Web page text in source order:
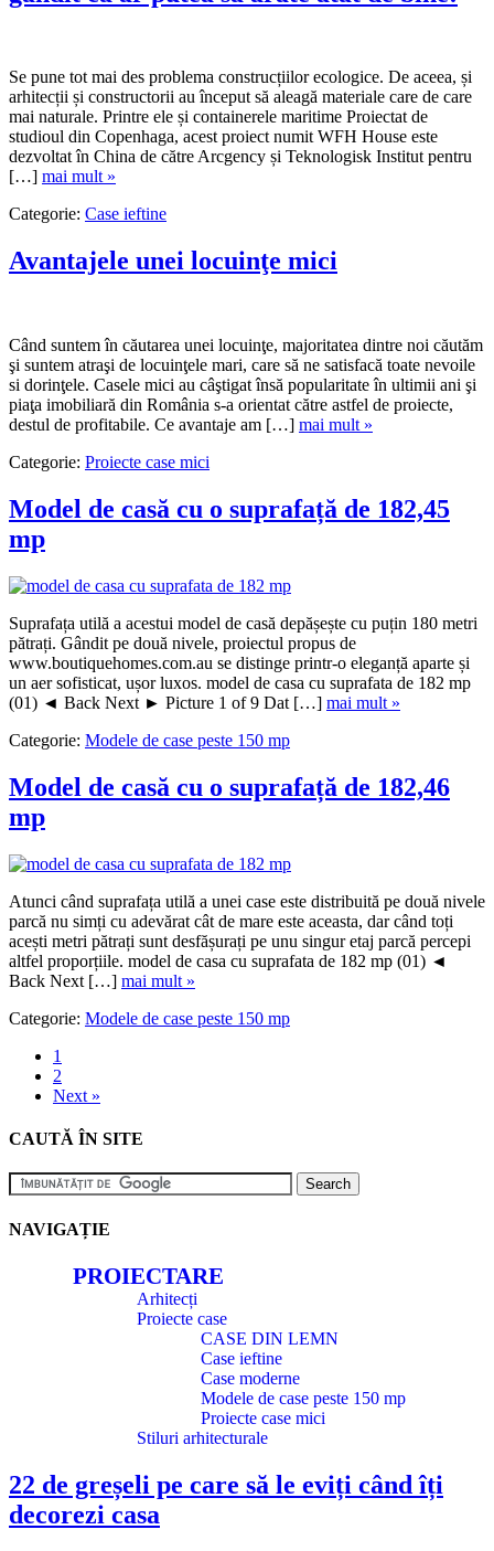
Se pune tot mai des problema construcțiilor ecologice. De aceea, și
arhitecții și constructorii au început să aleagă materiale care de care
mai naturale. Printre ele și containerele maritime Proiectat de
studioul din Copenhaga, acest proiect numit WFH House este
dezvoltat în China de către Arcgency și Teknologisk Institut pentru
[…] mai mult »
Categorie: Case ieftine
Avantajele unei locuinţe mici
Când suntem în căutarea unei locuinţe, majoritatea dintre noi căutăm
şi suntem atraşi de locuinţele mari, care să ne satisfacă toate nevoile
si dorinţele. Casele mici au câştigat însă popularitate în ultimii ani şi
piaţa imobiliară din România s-a orientat către astfel de proiecte,
destul de profitabile. Ce avantaje am […] mai mult »
Categorie: Proiecte case mici
Model de casă cu o suprafață de 182,45
mp
Suprafața utilă a acestui model de casă depășește cu puțin 180 metri
pătrați. Gândit pe două nivele, proiectul propus de
www.boutiquehomes.com.au se distinge printr-o eleganță aparte și
un aer sofisticat, ușor luxos. model de casa cu suprafata de 182 mp
(01) ◄ Back Next ► Picture 1 of 9 Dat […] mai mult »
Categorie: Modele de case peste 150 mp
Model de casă cu o suprafață de 182,46
mp
Atunci când suprafața utilă a unei case este distribuită pe două nivele
parcă nu simți cu adevărat cât de mare este aceasta, dar când toți
acești metri pătrați sunt desfășurați pe unu singur etaj parcă percepi
altfel proporțiile. model de casa cu suprafata de 182 mp (01) ◄
Back Next […] mai mult »
Categorie: Modele de case peste 150 mp
1
2
Next »
CAUTĂ ÎN SITE
NAVIGAȚIE
PROIECTARE
Arhitecți
Proiecte case
CASE DIN LEMN
Case ieftine
Case moderne
Modele de case peste 150 mp
Proiecte case mici
Stiluri arhitecturale
22 de greșeli pe care să le eviți când îți
decorezi casa